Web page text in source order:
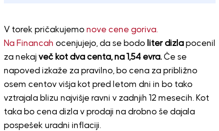
V torek pričakujemo nove cene goriva.
Na Financah ocenjujejo, da se bodo liter dizlapocenil
za nekajveč kot dva centa, na 1,54 evra.Če se
napoved izkaže za pravilno, bo cena za približno
osem centov višja kot pred letom dni in bo tako
vztrajala blizu najvišje ravni v zadnjih 12 mesecih. Kot
taka bo cena dizla v prodaji na drobno še dajala
pospešek uradni inflaciji.